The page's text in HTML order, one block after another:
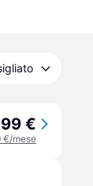
€
€/mese